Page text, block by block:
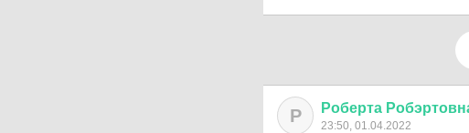
Р Роберта
23:50, 01.04.2022